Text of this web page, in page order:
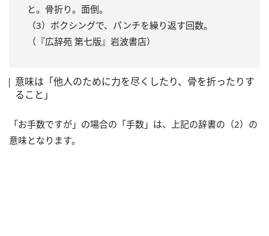
と。骨折り。面倒。
（3）ボクシングで、パンチを繰り返す回数。
（『広辞苑 第七版』岩波書店）
意味は「他人のために力を尽くしたり、骨を折ったりす
ること」
「お手数ですが」の場合の「手数」は、上記の辞書の（2）の
意味となります。